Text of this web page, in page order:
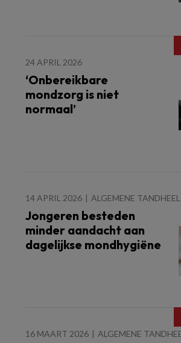
24 APRIL 2026
‘Onbereikbare
mondzorg is niet
normaal’
14 APRIL 2026 ALGEMENE
Jongeren besteden
minder aandacht aan
dagelijkse mondhygiëne
16 MAART 2026 ALGEMENE